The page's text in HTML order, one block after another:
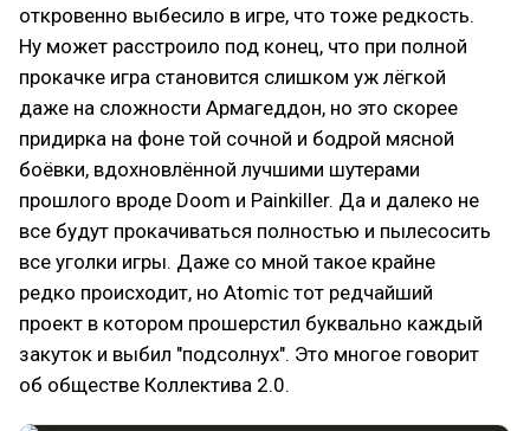
откровенно выбесило в игре, что тоже редкость.
Ну может расстроило под конец, что при полной
прокачке игра становится слишком уж лёгкой
даже на сложности Армагеддон, но это скорее
придирка на фоне той сочной и бодрой мясной
боёвки, вдохновлённой лучшими шутерами
прошлого вроде Doom и Painkiller. Да и далеко не
все будут прокачиваться полностью и пылесосить
все уголки игры. Даже со мной такое крайне
редко происходит, но Atomic тот редчайший
проект в котором прошерстил буквально каждый
закуток и выбил "подсолнух". Это многое говорит
об обществе Коллектива 2.0.